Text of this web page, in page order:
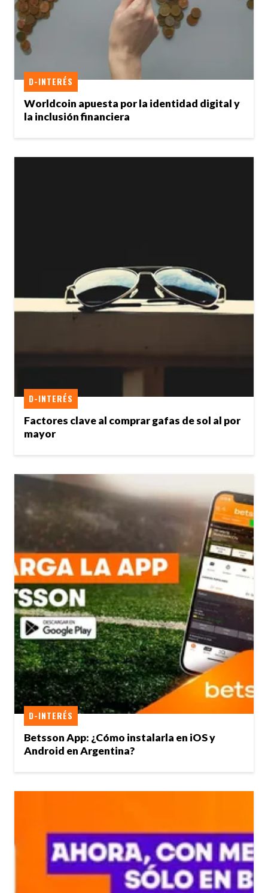
Worldcoin apuesta por la identidad digital y
la inclusión financiera
D-INTERÉS
Factores clave al comprar gafas de sol al por
mayor
D-INTERÉS
Betsson App: ¿Cómo instalarla en iOS y
Android en Argentina?
D-INTERÉS